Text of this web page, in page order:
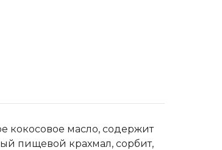
кокосовое масло, содержит
пищевой крахмал, сорбит,